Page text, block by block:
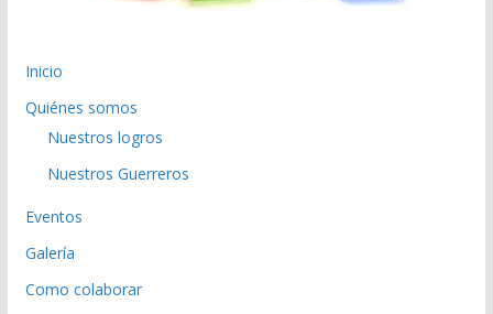
Inicio
Quiénes somos
Nuestros logros
Nuestros Guerreros
Eventos
Galería
Como colaborar